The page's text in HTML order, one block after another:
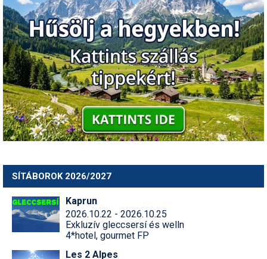
SÍTÁBOROK 2026/2027
Kaprun
2026.10.22 - 2026.10.25
Exkluzív gleccsersí és welln
4*hotel, gourmet FP
Les 2 Alpes